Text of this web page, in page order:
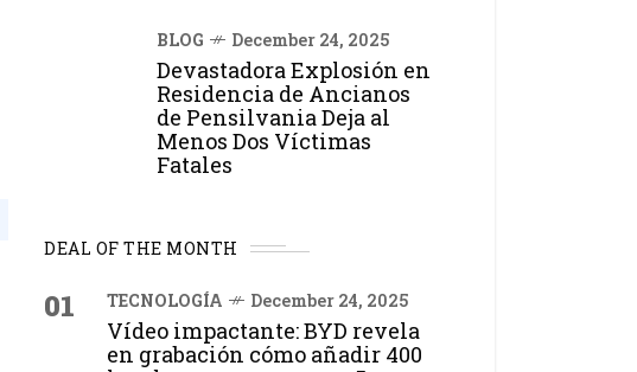
BLOG December 24, 2025
Devastadora Explosión en
Residencia de Ancianos
de Pensilvania Deja al
Menos Dos Víctimas
Fatales
DEAL OF THE MONTH
01 TECNOLOGÍA December 24, 2025
Vídeo impactante: BYD revela
en grabación cómo añadir 400